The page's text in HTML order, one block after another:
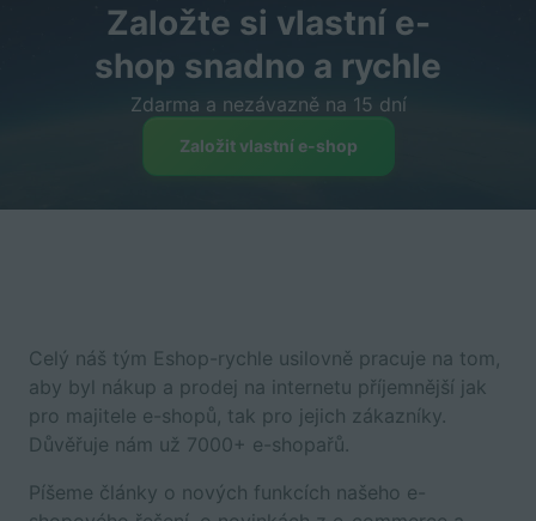
Založte si vlastní e-
shop snadno a rychle
Zdarma a nezávazně na 15 dní
Založit vlastní e-shop
Celý náš tým Eshop-rychle usilovně pracuje na tom,
aby byl nákup a prodej na internetu příjemnější jak
pro majitele e-shopů, tak pro jejich zákazníky.
Důvěřuje nám už 7000+ e-shopařů.
Píšeme články o nových funkcích našeho e-